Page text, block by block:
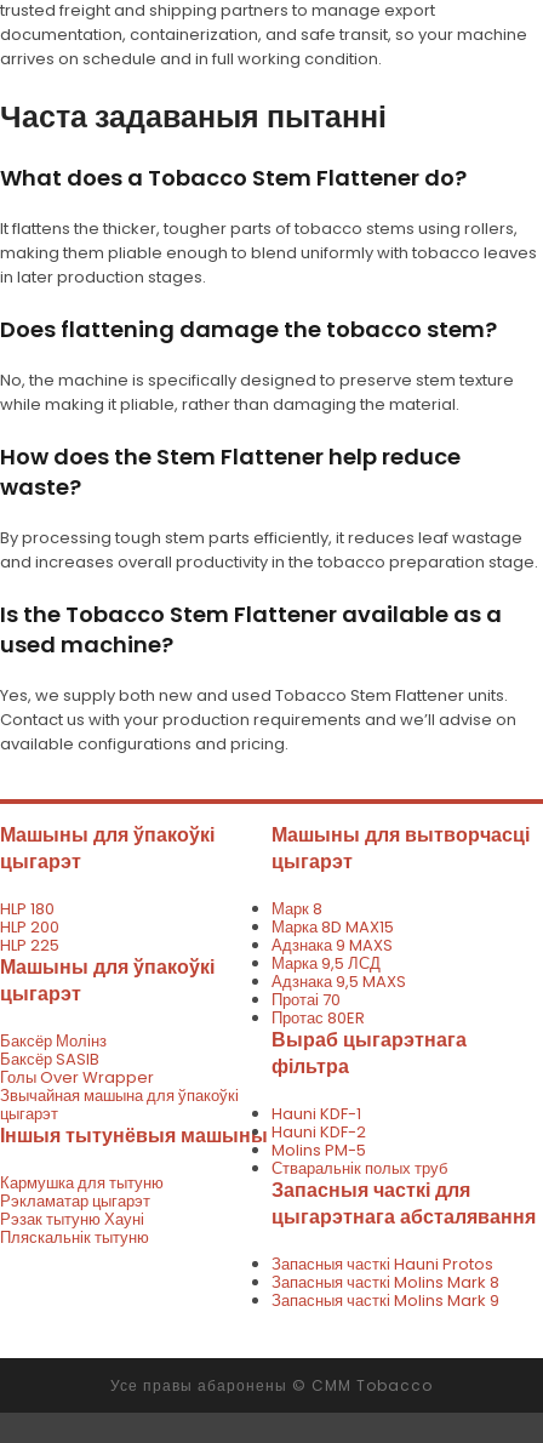
trusted freight and shipping partners to manage export
documentation, containerization, and safe transit, so your machine
arrives on schedule and in full working condition.
Часта задаваныя пытанні
What does a Tobacco Stem Flattener do?
It flattens the thicker, tougher parts of tobacco stems using rollers,
making them pliable enough to blend uniformly with tobacco leaves
in later production stages.
Does flattening damage the tobacco stem?
No, the machine is specifically designed to preserve stem texture
while making it pliable, rather than damaging the material.
How does the Stem Flattener help reduce
waste?
By processing tough stem parts efficiently, it reduces leaf wastage
and increases overall productivity in the tobacco preparation stage.
Is the Tobacco Stem Flattener available as a
used machine?
Yes, we supply both new and used Tobacco Stem Flattener units.
Contact us with your production requirements and we’ll advise on
available configurations and pricing.
Машыны для ўпакоўкі
цыгарэт
HLP 180
HLP 200
HLP 225
Машыны для ўпакоўкі
цыгарэт
Баксёр Молінз
Баксёр SASIB
Голы Over Wrapper
Звычайная машына для ўпакоўкі
цыгарэт
Іншыя тытунёвыя машыны
Кармушка для тытуню
Рэкламатар цыгарэт
Рэзак тытуню Хауні
Пляскальнік тытуню
Машыны для вытворчасці
цыгарэт
Марк 8
Марка 8D MAX15
Адзнака 9 MAXS
Марка 9,5 ЛСД
Адзнака 9,5 MAXS
Протаі 70
Протас 80ER
Выраб цыгарэтнага
фільтра
Hauni KDF-1
Hauni KDF-2
Molins PM-5
Стваральнік полых труб
Запасныя часткі для
цыгарэтнага абсталявання
Запасныя часткі Hauni Protos
Запасныя часткі Molins Mark 8
Запасныя часткі Molins Mark 9
Усе правы абаронены © CMM Tobacco